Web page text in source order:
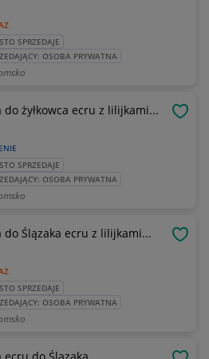
SPRZEDAJE
OSOBA PRYWATNA
do żyłkowca ecru z lilijkami...
SPRZEDAJE
OSOBA PRYWATNA
do Ślązaka ecru z lilijkami...
SPRZEDAJE
OSOBA PRYWATNA